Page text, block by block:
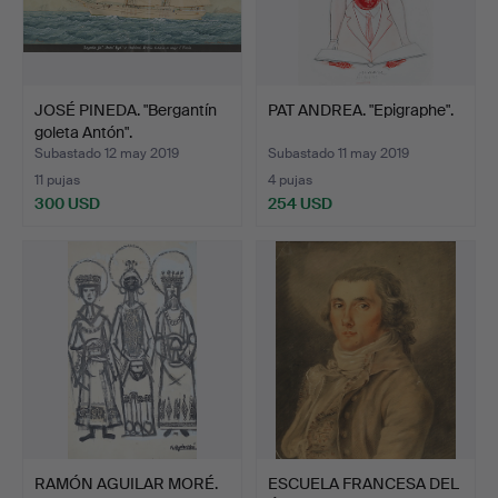
JOSÉ PINEDA. "Bergantín
goleta Antón".
Subastado 12 may 2019
11 pujas
300 USD
PAT ANDREA. "Epigraphe".
Subastado 11 may 2019
4 pujas
254 USD
RAMÓN AGUILAR MORÉ.
ESCUELA FRANCESA DEL